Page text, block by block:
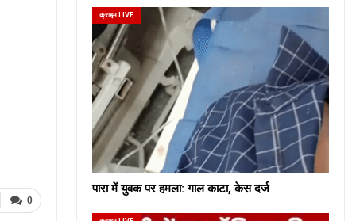
0
क्राइम LIVE
पारा में युवक पर हमला: गाल काटा, केस दर्ज